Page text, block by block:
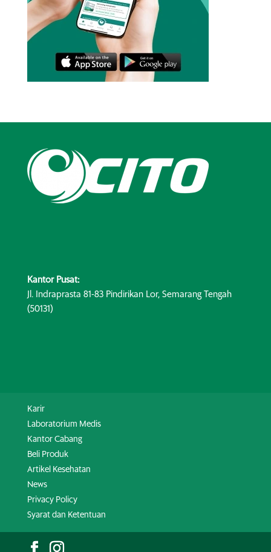
Kantor Pusat:
Jl. Indraprasta 81-83 Pindirikan Lor, Semarang Tengah
(50131)
Karir
Laboratorium Medis
Kantor Cabang
Beli Produk
Artikel Kesehatan
News
Privacy Policy
Syarat dan Ketentuan